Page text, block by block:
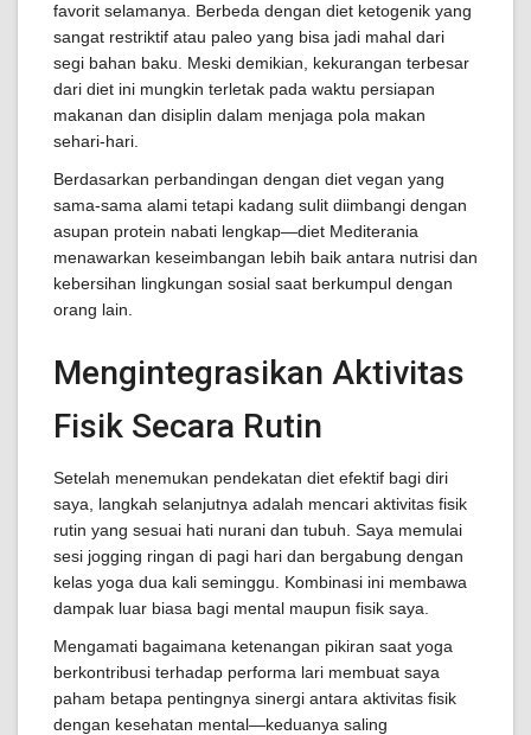
favorit selamanya. Berbeda dengan diet ketogenik yang
sangat restriktif atau paleo yang bisa jadi mahal dari
segi bahan baku. Meski demikian, kekurangan terbesar
dari diet ini mungkin terletak pada waktu persiapan
makanan dan disiplin dalam menjaga pola makan
sehari-hari.
Berdasarkan perbandingan dengan diet vegan yang
sama-sama alami tetapi kadang sulit diimbangi dengan
asupan protein nabati lengkap—diet Mediterania
menawarkan keseimbangan lebih baik antara nutrisi dan
kebersihan lingkungan sosial saat berkumpul dengan
orang lain.
Mengintegrasikan Aktivitas
Fisik Secara Rutin
Setelah menemukan pendekatan diet efektif bagi diri
saya, langkah selanjutnya adalah mencari aktivitas fisik
rutin yang sesuai hati nurani dan tubuh. Saya memulai
sesi jogging ringan di pagi hari dan bergabung dengan
kelas yoga dua kali seminggu. Kombinasi ini membawa
dampak luar biasa bagi mental maupun fisik saya.
Mengamati bagaimana ketenangan pikiran saat yoga
berkontribusi terhadap performa lari membuat saya
paham betapa pentingnya sinergi antara aktivitas fisik
dengan kesehatan mental—keduanya saling